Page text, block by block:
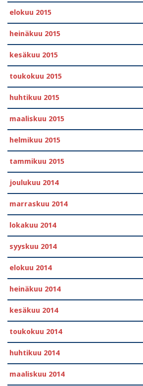
elokuu 2015
heinäkuu 2015
kesäkuu 2015
toukokuu 2015
huhtikuu 2015
maaliskuu 2015
helmikuu 2015
tammikuu 2015
joulukuu 2014
marraskuu 2014
lokakuu 2014
syyskuu 2014
elokuu 2014
heinäkuu 2014
kesäkuu 2014
toukokuu 2014
huhtikuu 2014
maaliskuu 2014